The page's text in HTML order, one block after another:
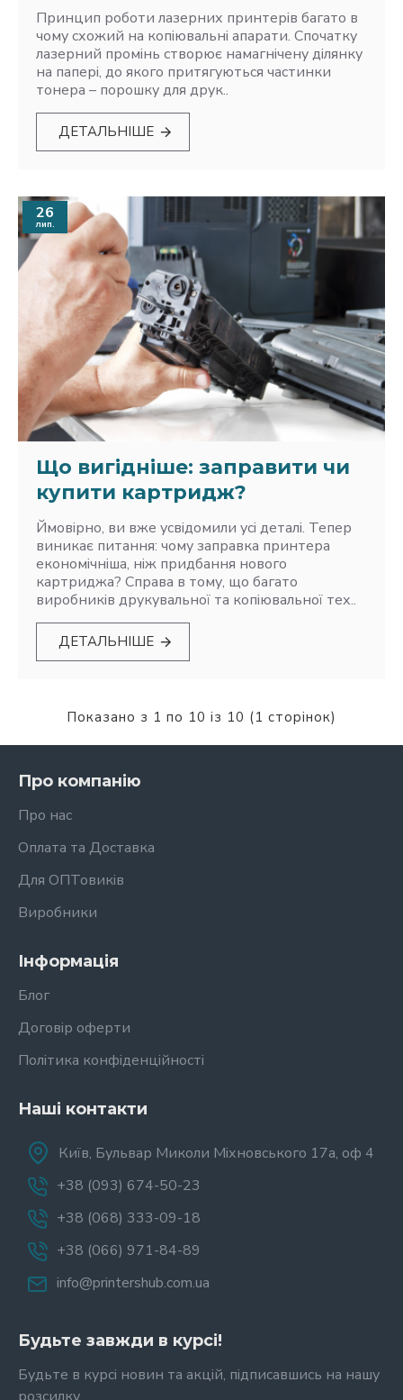
Принцип роботи лазерних принтерів багато в
чому схожий на копіювальні апарати. Спочатку
лазерний промінь створює намагнічену ділянку
на папері, до якого притягуються частинки
тонера – порошку для друк..
ДЕТАЛЬНІШЕ
26
лип.
Що вигідніше: заправити чи
купити картридж?
Ймовірно, ви вже усвідомили усі деталі. Тепер
виникає питання: чому заправка принтера
економічніша, ніж придбання нового
картриджа? Справа в тому, що багато
виробників друкувальної та копіювальної тех..
ДЕТАЛЬНІШЕ
Показано з 1 по 10 із 10 (1 сторінок)
Про компанію
Про нас
Оплата та Доставка
Для ОПТовиків
Виробники
Інформація
Блог
Договір оферти
Політика конфіденційності
Наші контакти
Київ, Бульвар Миколи Міхновського 17а, оф 4
+38 (093) 674-50-23
+38 (068) 333-09-18
+38 (066) 971-84-89
info@printershub.com.ua
Будьте завжди в курсі!
Будьте в курсі новин та акцій, підписавшись на нашу